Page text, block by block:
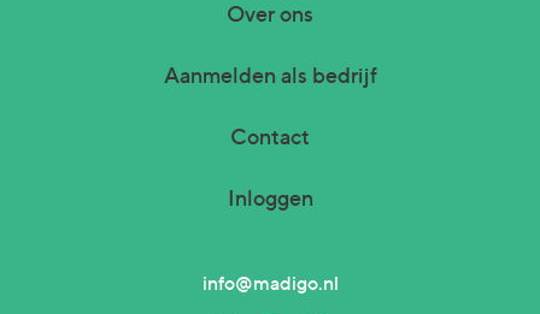
Over ons
Aanmelden als bedrijf
Contact
Inloggen
info@madigo.nl